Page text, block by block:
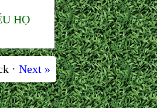
HỌ
· Next »